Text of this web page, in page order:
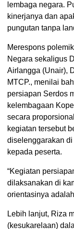
lembaga negara.
kinerjanya dan
pungutan tanpa
Merespons
Negara sekaligus
Airlangga (Unair),
MTCP., menilai
persiapan Serdos
kelembagaan
secara
kegiatan tersebut
diselenggarakan
kepada peserta.
“Kegiatan
dilaksanakan di
orientasinya
Lebih lanjut, Riza
(kesukarelaan)